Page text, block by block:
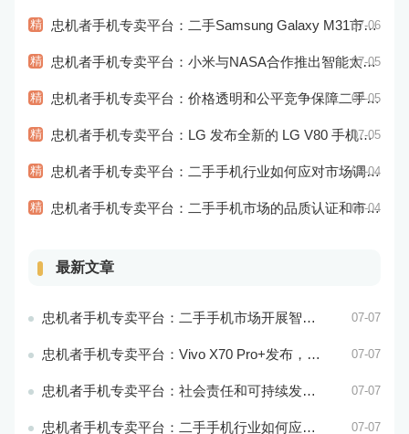
精 忠机者手机专卖平台：二手Samsung Galaxy M31市场价格持续下跌07-06
精 忠机者手机专卖平台：小米与NASA合作推出智能太空手表07-05
精 忠机者手机专卖平台：价格透明和公平竞争保障二手手机交易市场的稳定性和健康发展07-05
精 忠机者手机专卖平台：LG 发布全新的 LG V80 手机，支持 5G 网络07-05
精 忠机者手机专卖平台：二手手机行业如何应对市场调整的变动07-04
精 忠机者手机专卖平台：二手手机市场的品质认证和市场溯源07-04
最新文章
忠机者手机专卖平台：二手手机市场开展智能化运营，优化市场流程和效率 07-07
忠机者手机专卖平台：Vivo X70 Pro+发布，搭载超强的拍照能力和高效的处理器 07-07
忠机者手机专卖平台：社会责任和可持续发展是二手手机行业发展的关键 07-07
忠机者手机专卖平台：二手手机行业如何应对环境保护的责任 07-07